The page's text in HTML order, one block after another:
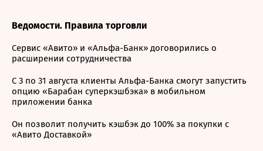
Ведомости. Правила торговли
Сервис «Авито» и «Альфа-Банк» договорились о
расширении сотрудничества
С 3 по 31 августа клиенты Альфа-Банка смогут запустить
опцию «Барабан суперкэшбэка» в мобильном
приложении банка
Он позволит получить кэшбэк до 100% за покупки с
«Авито Доставкой»